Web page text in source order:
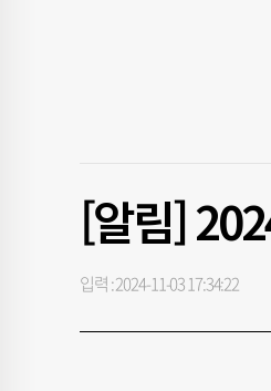
[알림]
입력 : 2024-11-03 17:34:22